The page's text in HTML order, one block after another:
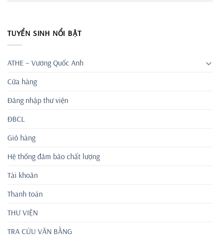
TUYỂN SINH NỔI BẬT
ATHE – Vương Quốc Anh
Cửa hàng
Đăng nhập thư viện
ĐBCL
Giỏ hàng
Hệ thống đảm bảo chất lượng
Tài khoản
Thanh toán
THƯ VIỆN
TRA CỨU VĂN BẰNG